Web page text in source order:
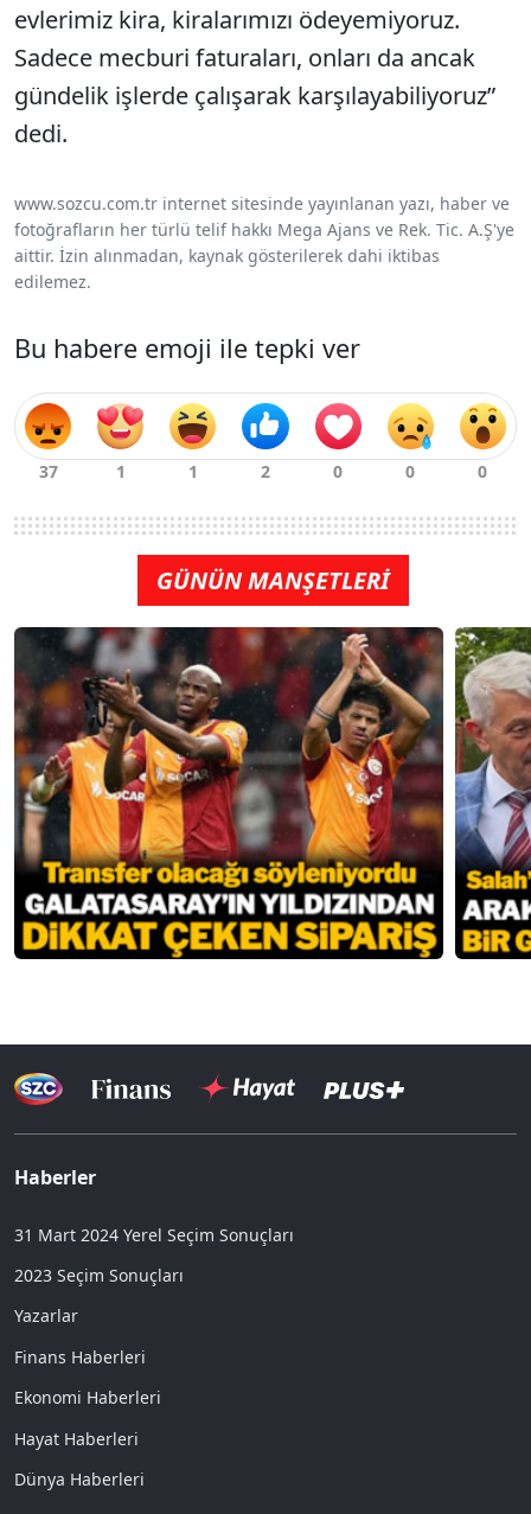
evlerimiz kira, kiralarımızı ödeyemiyoruz.
Sadece mecburi faturaları, onları da ancak
gündelik işlerde çalışarak karşılayabiliyoruz”
dedi.
www.sozcu.com.tr internet sitesinde yayınlanan yazı, haber ve
fotoğrafların her türlü telif hakkı Mega Ajans ve Rek. Tic. A.Ş'ye
aittir. İzin alınmadan, kaynak gösterilerek dahi iktibas
edilemez.
Bu habere emoji ile tepki ver
GÜNÜN MANŞETLERİ
Haberler
31 Mart 2024 Yerel Seçim Sonuçları
2023 Seçim Sonuçları
Yazarlar
Finans Haberleri
Ekonomi Haberleri
Hayat Haberleri
Dünya Haberleri